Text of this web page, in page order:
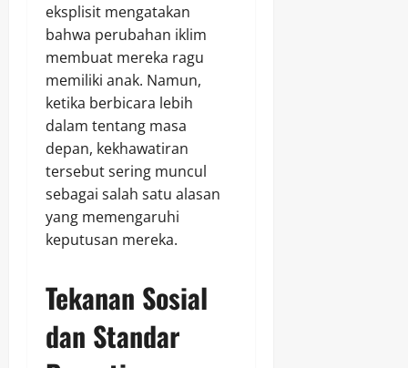
eksplisit mengatakan
bahwa perubahan iklim
membuat mereka ragu
memiliki anak. Namun,
ketika berbicara lebih
dalam tentang masa
depan, kekhawatiran
tersebut sering muncul
sebagai salah satu alasan
yang memengaruhi
keputusan mereka.
Tekanan Sosial
dan Standar